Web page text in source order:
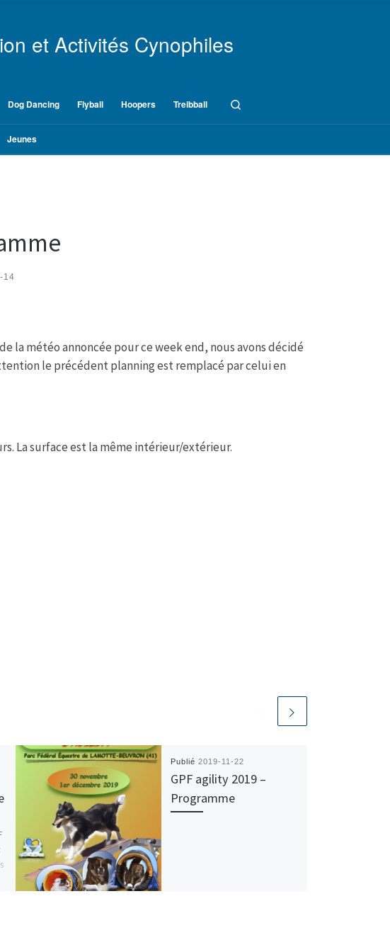
Jeunes
et Activités Cynophiles
Dog Dancing Flyball Hoopers Treibball
14
la météo annoncée pour ce week end, nous avons décidé
le précédent planning est remplacé par celui en
La surface est la même intérieur/extérieur.
Publié 2019-11-22
GPF agility 2019 –
Programme